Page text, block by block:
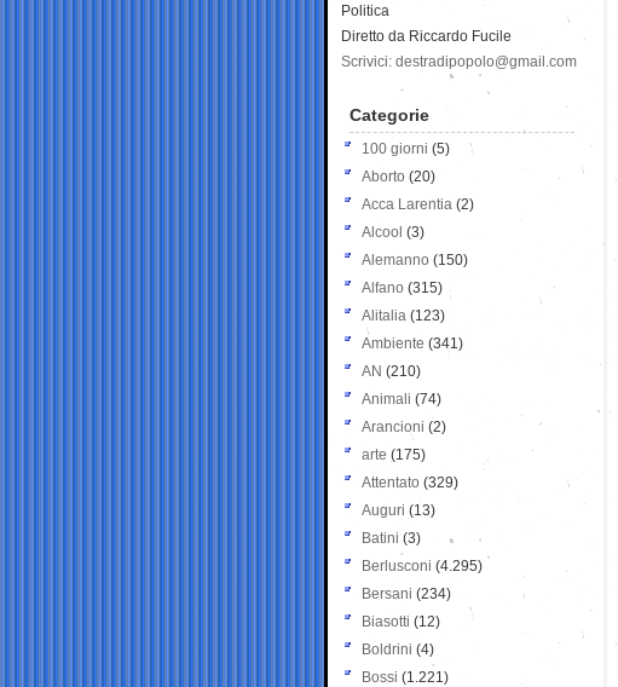
Politica
Diretto da Riccardo Fucile
Scrivici: destradipopolo@gmail.com
Categorie
100 giorni (5)
Aborto (20)
Acca Larentia (2)
Alcool (3)
Alemanno (150)
Alfano (315)
Alitalia (123)
Ambiente (341)
AN (210)
Animali (74)
Arancioni (2)
arte (175)
Attentato (329)
Auguri (13)
Batini (3)
Berlusconi (4.295)
Bersani (234)
Biasotti (12)
Boldrini (4)
Bossi (1.221)